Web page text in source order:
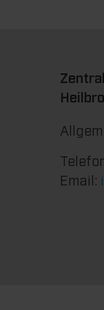
Email: